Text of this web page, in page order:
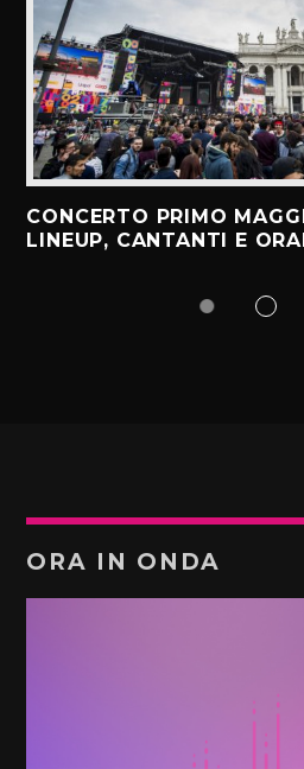
CONCERTO PRIMO
LINEUP, CANTANTI E
ORA IN ONDA